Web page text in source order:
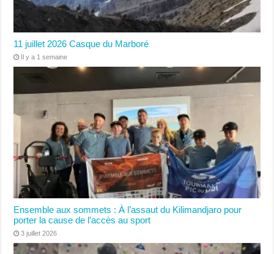
11 juillet 2026 Casque du Marboré
Il y a 1 semaine
Ensemble aux sommets : À l’assaut du Kilimandjaro pour
porter la cause de l’accès au sport
3 juillet 2026